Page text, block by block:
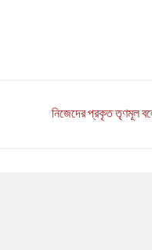
নিজেদের প্রকৃত তৃণমূল